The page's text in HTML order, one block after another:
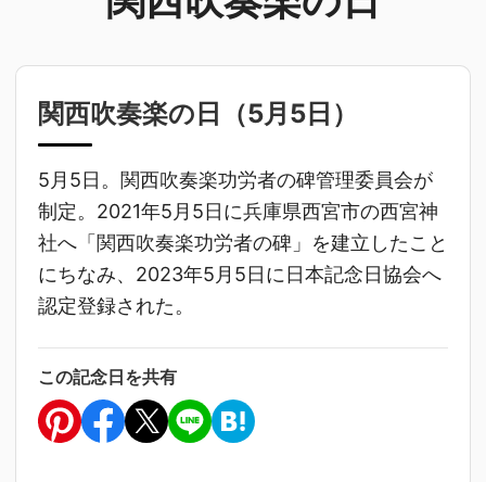
関西吹奏楽の日（5月5日 ）
5月5日。関西吹奏楽功労者の碑管理委員会が
制定。2021年5月5日に兵庫県西宮市の西宮神
社へ「関西吹奏楽功労者の碑」を建立したこと
にちなみ、2023年5月5日に日本記念日協会へ
認定登録された。
この記念日を共有